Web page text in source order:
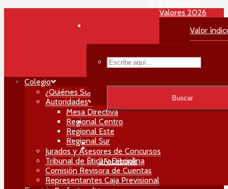
Valores 2026
Valor
Facebook
Menú Principal
Colegio
¿Quiénes Somos?
Autoridades
Mesa Directiva
Regional Centro
Regional Este
Regional Sur
Jurados y Asesores de Concursos
Tribunal de Ética y Disciplina
Comisión Revisora de Cuentas
Representantes Caja Previsional
Buscar